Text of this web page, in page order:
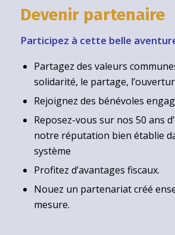
Devenir partenaire
Participez à cette belle
Partagez des valeurs
solidarité, le partage,
Rejoignez des bénévoles
Reposez-vous sur nos 50 ans
notre réputation bien établie
système
Profitez d’avantages fiscaux.
Nouez un partenariat créé
mesure.